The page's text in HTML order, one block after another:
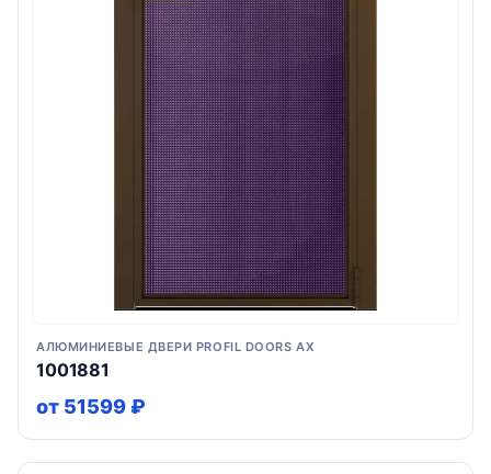
АЛЮМИНИЕВЫЕ ДВЕРИ PROFIL DOORS AX
1001881
от 51599 ₽